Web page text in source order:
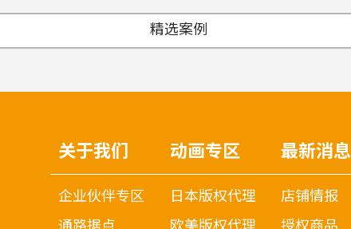
精选案例
关于我们
企业伙伴专区
动画专区
日本版权代理
最新消息
店铺情报